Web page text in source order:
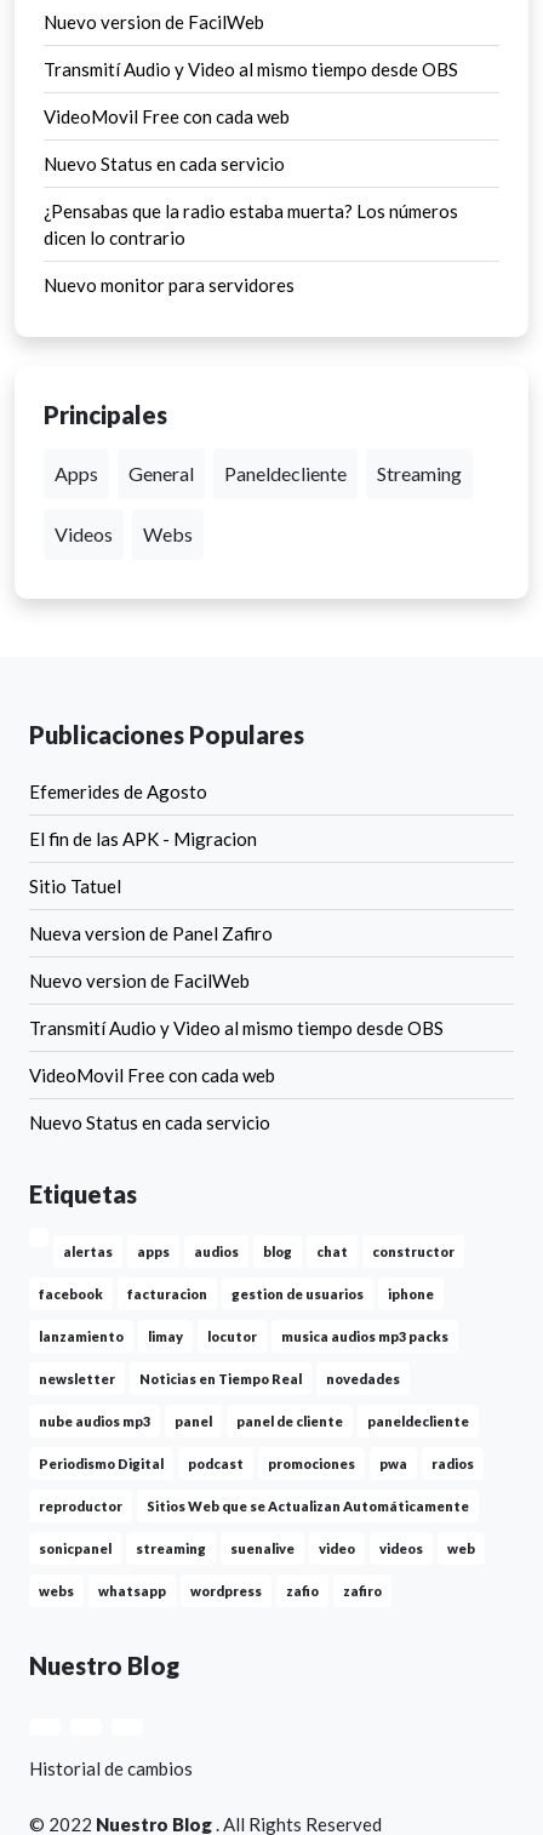
Nuevo version de FacilWeb
Transmití Audio y Video al mismo tiempo desde OBS
VideoMovil Free con cada web
Nuevo Status en cada servicio
¿Pensabas que la radio estaba muerta? Los números
dicen lo contrario
Nuevo monitor para servidores
Principales
Apps General Paneldecliente Streaming
Videos Webs
Publicaciones Populares
Efemerides de Agosto
El fin de las APK - Migracion
Sitio Tatuel
Nueva version de Panel Zafiro
Nuevo version de FacilWeb
Transmití Audio y Video al mismo tiempo desde OBS
VideoMovil Free con cada web
Nuevo Status en cada servicio
Etiquetas
alertas apps audios blog chat constructor
facebook facturacion gestion de usuarios iphone
lanzamiento limay locutor musica audios mp3 packs
newsletter Noticias en Tiempo Real novedades
nube audios mp3 panel panel de cliente paneldecliente
Periodismo Digital podcast promociones pwa radios
reproductor Sitios Web que se Actualizan Automáticamente
sonicpanel streaming suenalive video videos web
webs whatsapp wordpress zafio zafiro
Nuestro Blog
Historial de cambios
© 2022 Nuestro Blog. All Rights Reserved